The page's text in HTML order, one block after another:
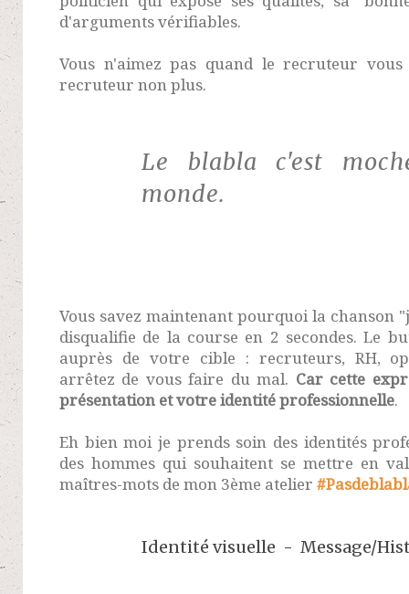
d'arguments vérifiables.
Vous n'aimez pas quand le recruteur
recruteur non plus.
Le blabla c'est
monde.
Vous savez maintenant pourquoi la chanson
disqualifie de la course en 2 secondes. Le
auprès de votre cible : recruteurs, RH,
arrêtez de vous faire du mal. Car cette
présentation et votre identité professionnelle.
Eh bien moi je prends soin des identités
des hommes qui souhaitent se mettre en
maîtres-mots de mon 3ème atelier
Identité visuelle -Message/